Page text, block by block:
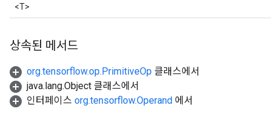
<T>
상속된 메서드
org.tensorflow.op.PrimitiveOp 클래스에서
java.lang.Object 클래스에서
인터페이스 org.tensorflow.Operand 에서